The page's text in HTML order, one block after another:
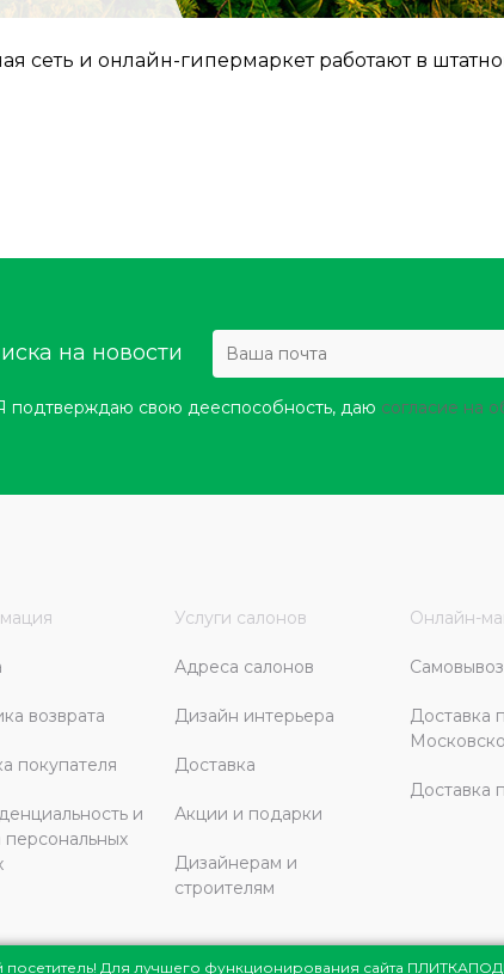
сеть и онлайн-гипермаркет работают в
на новости
подтверждаю свою дееспособность, даю согласие на
возврата
покупателя
и
персональных
Услуги салонов
Адреса салонов
Дизайн интерьера
Доставка
Акции и подарки
Дизайнерам и
строителям
Онлайн-
Самовывоз
Доставка
Доставка
посетитель! Для лучшего функционирования сайта